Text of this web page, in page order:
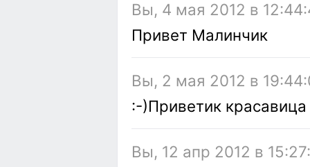
Вы, 4 мая 2012 в
Привет Малинчик
Вы, 2 мая 2012 в
:-)Приветик красавица
Вы, 12 апр 2012 в